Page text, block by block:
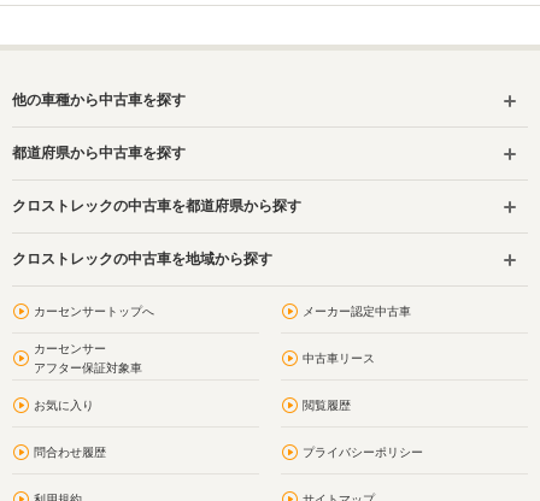
他の車種から中古車を探す
都道府県から中古車を探す
クロストレックの中古車を都道府県から探す
クロストレックの中古車を地域から探す
カーセンサートップへ メーカー認定中古車
カーセンサー
アフター保証対象車
中古車リース
お気に入り 閲覧履歴
問合わせ履歴 プライバシーポリシー